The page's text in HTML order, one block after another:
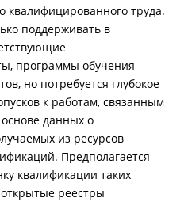
квалифицированного труда.
поддерживать в
программы обучения
но потребуется глубокое
к работам, связанным
данных о
из ресурсов
Предполагается
квалификации таких
реестры